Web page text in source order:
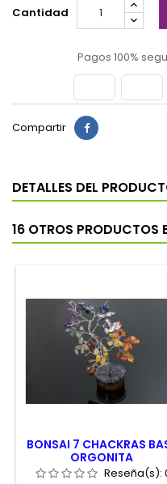
Cantidad
Pagos 100%
Compartir
DETALLES DEL
16 OTROS PRODUCTOS
BONSAI 7 CHACKRAS
ORGONITA
Reseña(s):